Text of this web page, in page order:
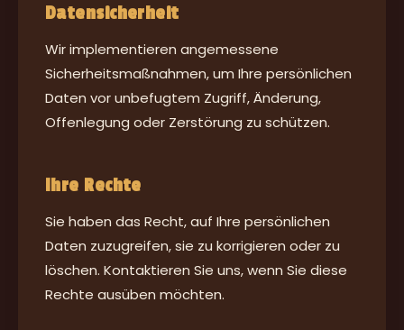
Datensicherheit
Wir implementieren angemessene
Sicherheitsmaßnahmen, um Ihre persönlichen
Daten vor unbefugtem Zugriff, Änderung,
Offenlegung oder Zerstörung zu schützen.
Ihre Rechte
Sie haben das Recht, auf Ihre persönlichen
Daten zuzugreifen, sie zu korrigieren oder zu
löschen. Kontaktieren Sie uns, wenn Sie diese
Rechte ausüben möchten.